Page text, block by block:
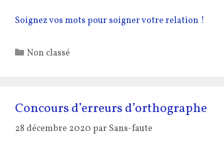
Soignez vos mots pour soigner votre relation !
Catégories
Non classé
Concours d’erreurs d’orthographe
28 décembre 2020 par Sans-faute